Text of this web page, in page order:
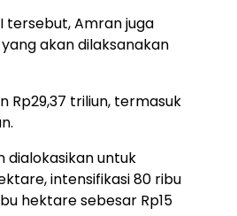
tersebut, Amran juga
akan dilaksanakan
Rp29,37 triliun, termasuk
untuk
intensifikasi 80 ribu
hektare sebesar Rp15